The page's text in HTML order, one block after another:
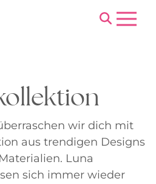
Menu
wir dich mit
aus trendigen Designs
Luna
sich immer wieder